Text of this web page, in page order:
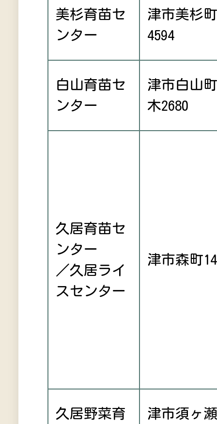
美杉育苗セ
ンター
津市美杉
4594
白山育苗セ
ンター
津市白山
木2680
久居育苗セ
ンター
／久居ライ
スセンター
津市森町
久居野菜育
津市須ヶ